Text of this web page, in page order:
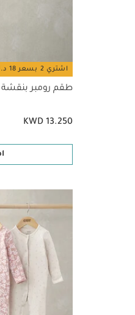
اشتري 2 بسعر 18 د.ك
طقم رومبر بنقشة
KWD 13.250